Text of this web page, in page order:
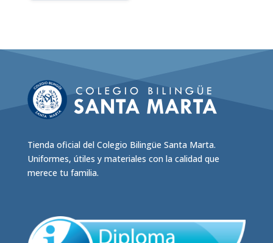
Tienda oficial del Colegio Bilingüe Santa Marta.
Uniformes, útiles y materiales con la calidad que
merece tu familia.